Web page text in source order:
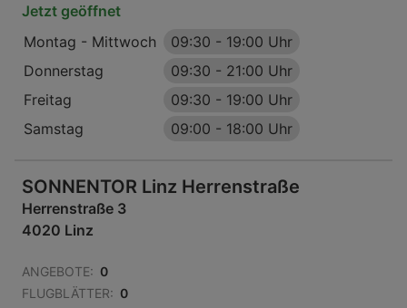
Jetzt geöffnet
Montag - Mittwoch
09:30 - 19:00 Uhr
Donnerstag
09:30 - 21:00 Uhr
Freitag
09:30 - 19:00 Uhr
Samstag
09:00 - 18:00 Uhr
SONNENTOR Linz Herrenstraße
Herrenstraße 3
4020 Linz
ANGEBOTE: 0
FLUGBLÄTTER: 0